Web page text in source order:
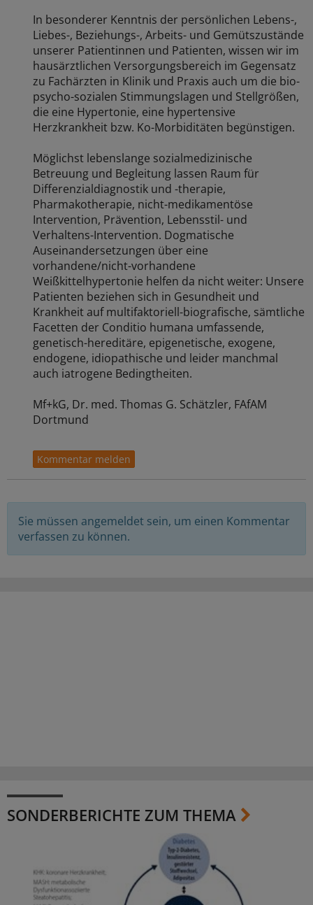
In besonderer Kenntnis der persönlichen Lebens-,
Liebes-, Beziehungs-, Arbeits- und Gemütszustände
unserer Patientinnen und Patienten, wissen wir im
hausärztlichen Versorgungsbereich im Gegensatz
zu Fachärzten in Klinik und Praxis auch um die bio-
psycho-sozialen Stimmungslagen und Stellgrößen,
die eine Hypertonie, eine hypertensive
Herzkrankheit bzw. Ko-Morbiditäten begünstigen.
Möglichst lebenslange sozialmedizinische
Betreuung und Begleitung lassen Raum für
Differenzialdiagnostik und -therapie,
Pharmakotherapie, nicht-medikamentöse
Intervention, Prävention, Lebensstil- und
Verhaltens-Intervention. Dogmatische
Auseinandersetzungen über eine
vorhandene/nicht-vorhandene
Weißkittelhypertonie helfen da nicht weiter: Unsere
Patienten beziehen sich in Gesundheit und
Krankheit auf multifaktoriell-biografische, sämtliche
Facetten der Conditio humana umfassende,
genetisch-hereditäre, epigenetische, exogene,
endogene, idiopathische und leider manchmal
auch iatrogene Bedingtheiten.
Mf+kG, Dr. med. Thomas G. Schätzler, FAfAM
Dortmund
Sie müssen angemeldet sein, um einen Kommentar
verfassen zu können.
SONDERBERICHTE ZUM THEMA